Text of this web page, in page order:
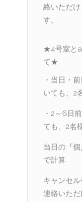
絡いただ
す。
★4号室と
て★
・当日・
いても、2
・2～6日
ても、2名
当日の『
で計算
キャンセ
連絡いた